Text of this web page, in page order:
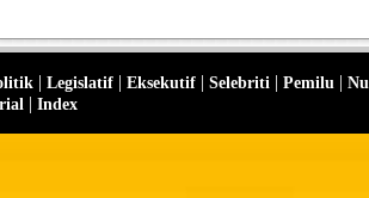
| Legislatif| Eksekutif| Selebriti | Pemilu |
| Index